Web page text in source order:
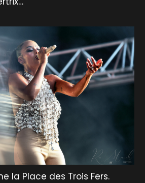
la Place des Trois Fers.